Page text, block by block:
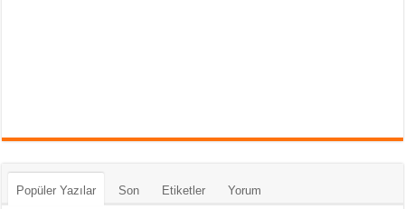
Popüler Yazılar Son Etiketler Yorum